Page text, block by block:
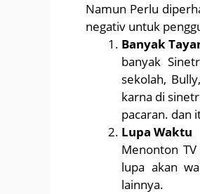
Namun Perlu
negativ untuk
Banyak
banyak
sekolah,
karna di
pacaran. dan
Lupa Waktu
Menonton
lupa akan
lainnya.